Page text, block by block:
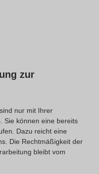
zur
nur mit Ihrer
Sie können eine bereits
Dazu reicht eine
Die Rechtmäßigkeit der
bleibt vom